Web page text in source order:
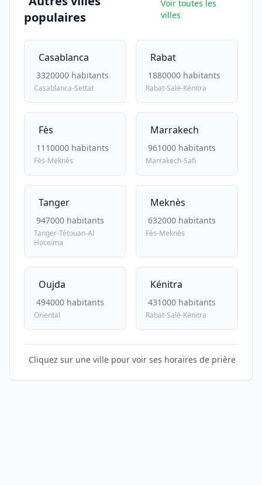
populaires
Voir toutes les
villes
Casablanca
3320000 habitants
Casablanca-Settat
Rabat
1880000 habitants
Rabat-Salé-Kénitra
Fès
1110000 habitants
Fès-Meknès
Marrakech
961000 habitants
Marrakech-Safi
Tanger
947000 habitants
Tanger-Tétouan-Al
Hoceïma
Meknès
632000 habitants
Fès-Meknès
Oujda
494000 habitants
Oriental
Kénitra
431000 habitants
Rabat-Salé-Kénitra
Cliquez sur une ville pour voir ses horaires de prière